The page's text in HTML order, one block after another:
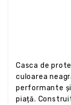
Casca de
culoarea
performante
piață.